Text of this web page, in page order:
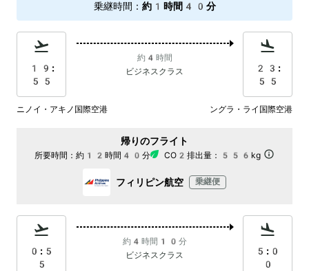
乗継時間 ： 約1時間40分
19:
55
約4時間
ビジネスクラス
23:
55
ニノイ・アキノ国際空港 ングラ・ライ国際空港
帰りのフライト
所要時間： 約12時間40分 CO2排出量： 556kg
フィリピン航空 乗継便
0:5
5
約4時間10分
ビジネスクラス
5:0
0